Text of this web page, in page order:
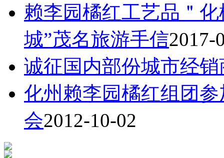
赖李园橘红工艺品＂
城”茂名旅游手信2017-
诚征国内部份城市经
化州赖李园橘红组团
会2012-10-02